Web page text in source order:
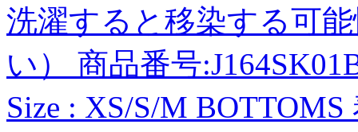
洗濯すると移染する可
い） 商品番号
Size : XS/S/M